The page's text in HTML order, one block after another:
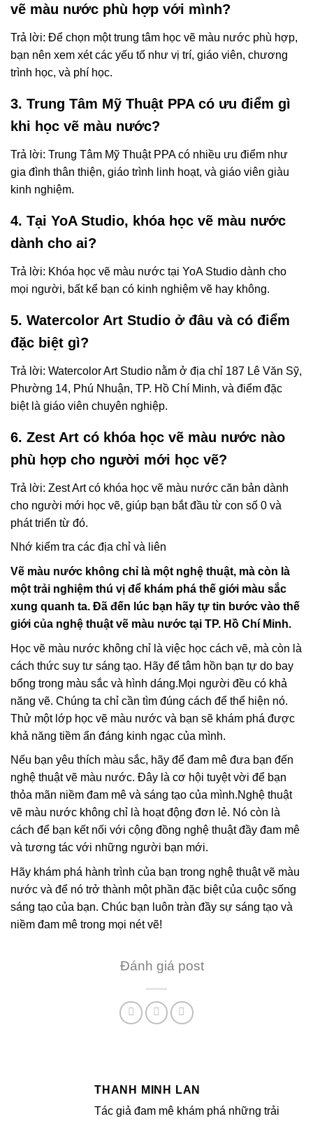
vẽ màu nước phù hợp với mình?
Trả lời: Để chọn một trung tâm học vẽ màu nước phù hợp,
bạn nên xem xét các yếu tố như vị trí, giáo viên, chương
trình học, và phí học.
3. Trung Tâm Mỹ Thuật PPA có ưu điểm gì
khi học vẽ màu nước?
Trả lời: Trung Tâm Mỹ Thuật PPA có nhiều ưu điểm như
gia đình thân thiện, giáo trình linh hoạt, và giáo viên giàu
kinh nghiệm.
4. Tại YoA Studio, khóa học vẽ màu nước
dành cho ai?
Trả lời: Khóa học vẽ màu nước tại YoA Studio dành cho
mọi người, bất kể bạn có kinh nghiệm vẽ hay không.
5. Watercolor Art Studio ở đâu và có điểm
đặc biệt gì?
Trả lời: Watercolor Art Studio nằm ở địa chỉ 187 Lê Văn Sỹ,
Phường 14, Phú Nhuận, TP. Hồ Chí Minh, và điểm đặc
biệt là giáo viên chuyên nghiệp.
6. Zest Art có khóa học vẽ màu nước nào
phù hợp cho người mới học vẽ?
Trả lời: Zest Art có khóa học vẽ màu nước căn bản dành
cho người mới học vẽ, giúp bạn bắt đầu từ con số 0 và
phát triển từ đó.
Nhớ kiểm tra các địa chỉ và liên
Vẽ màu nước không chỉ là một nghệ thuật, mà còn là
một trải nghiệm thú vị để khám phá thế giới màu sắc
xung quanh ta. Đã đến lúc bạn hãy tự tin bước vào thế
giới của nghệ thuật vẽ màu nước tại TP. Hồ Chí Minh.
Học vẽ màu nước không chỉ là việc học cách vẽ, mà còn là
cách thức suy tư sáng tạo. Hãy để tâm hồn bạn tự do bay
bổng trong màu sắc và hình dáng.Mọi người đều có khả
năng vẽ. Chúng ta chỉ cần tìm đúng cách để thể hiện nó.
Thử một lớp học vẽ màu nước và bạn sẽ khám phá được
khả năng tiềm ẩn đáng kinh ngạc của mình.
Nếu bạn yêu thích màu sắc, hãy để đam mê đưa bạn đến
nghệ thuật vẽ màu nước. Đây là cơ hội tuyệt vời để bạn
thỏa mãn niềm đam mê và sáng tạo của mình.Nghệ thuật
vẽ màu nước không chỉ là hoạt động đơn lẻ. Nó còn là
cách để bạn kết nối với cộng đồng nghệ thuật đầy đam mê
và tương tác với những người bạn mới.
Hãy khám phá hành trình của bạn trong nghệ thuật vẽ màu
nước và để nó trở thành một phần đặc biệt của cuộc sống
sáng tạo của bạn. Chúc bạn luôn tràn đầy sự sáng tạo và
niềm đam mê trong mọi nét vẽ!
Đánh giá post
THANH MINH LAN
Tác giả đam mê khám phá những trải